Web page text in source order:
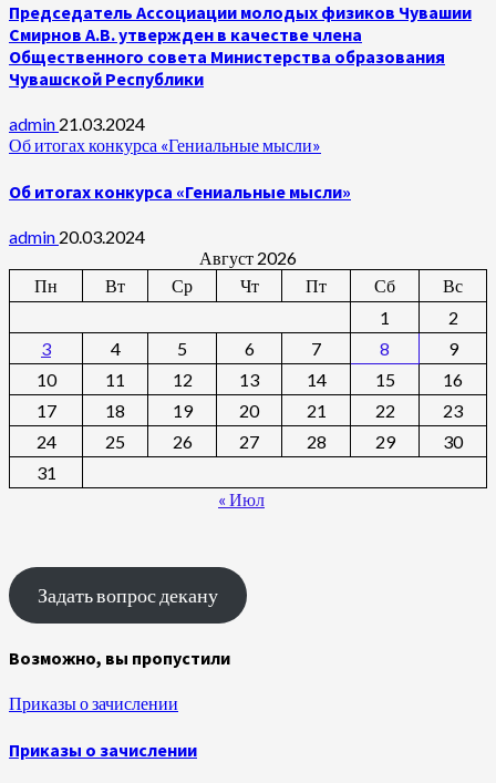
Председатель Ассоциации молодых физиков Чувашии
Смирнов А.В. утвержден в качестве члена
Общественного совета Министерства образования
Чувашской Республики
admin 21.03.2024
Об итогах конкурса «Гениальные мысли»
Об итогах конкурса «Гениальные мысли»
admin 20.03.2024
Август 2026
Пн
Вт Ср Чт Пт Сб
Вс
1
2
3
4 5 6 7 8
9
10
11 12 13 14 15
16
17
18 19 20 21 22
23
24
25 26 27 28 29
30
31
« Июл
Задать вопрос декану
Возможно, вы пропустили
Приказы о зачислении
Приказы о зачислении